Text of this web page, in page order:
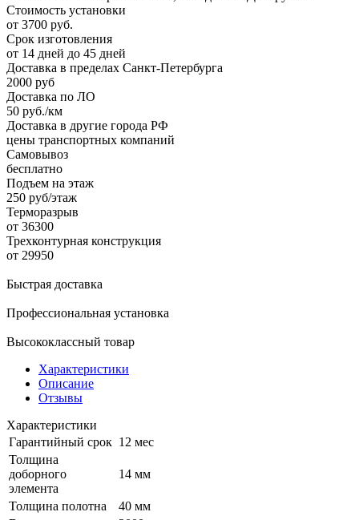
Стоимость установки
от 3700 руб.
Срок изготовления
от 14 дней до 45 дней
Доставка в пределах Санкт-Петербурга
2000 руб
Доставка по ЛО
50 руб./км
Доставка в другие города РФ
цены транспортных компаний
Самовывоз
бесплатно
Подъем на этаж
250 руб/этаж
Терморазрыв
от 36300
Трехконтурная конструкция
от 29950
Быстрая доставка
Профессиональная установка
Высококлассный товар
Характеристики
Описание
Отзывы
Характеристики
Гарантийный срок 12 мес
Толщина
доборного
элемента
14 мм
Толщина полотна
40 мм